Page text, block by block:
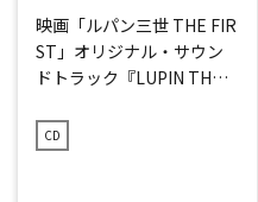
映画「ルパン三世 THE FIR
ST」オリジナル・サウン
ドトラック『LUPIN THE T
CD